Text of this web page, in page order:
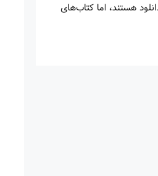
هستند، اما کتاب‌های